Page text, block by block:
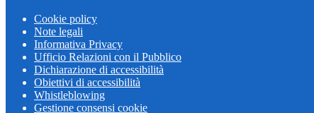
Cookie policy
Note legali
Informativa Privacy
Ufficio Relazioni con il Pubblico
Dichiarazione di accessibilità
Obiettivi di accessibilità
Whistleblowing
Gestione consensi cookie